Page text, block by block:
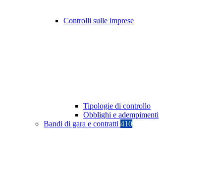
Controlli sulle imprese
Tipologie di controllo
Obblighi e adempimenti
Bandi di gara e contratti 410